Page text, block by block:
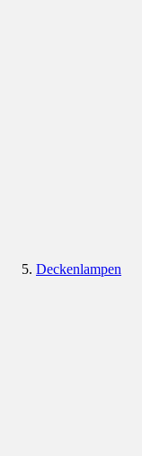
Deckenlampen